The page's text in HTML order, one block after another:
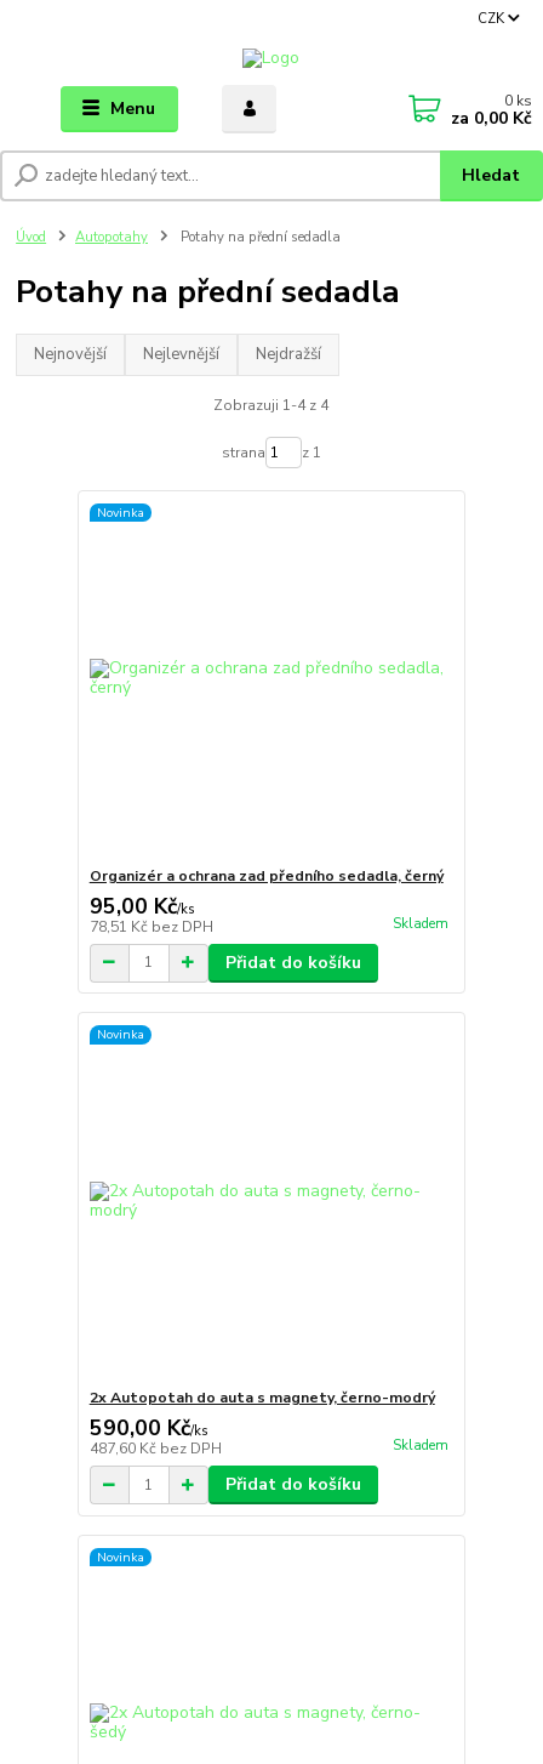
Menu
CZK
Hledat
0 ks
za 0,00 Kč
Úvod Autopotahy Potahy na přední sedadla
Potahy na přední sedadla
Nejnovější Nejlevnější Nejdražší
Zobrazuji 1-4 z 4
strana z 1
Novinka
Organizér a ochrana zad předního sedadla, černý
95,00 Kč/ks
78,51 Kč bez DPH Skladem
Přidat do košíku
Novinka
2x Autopotah do auta s magnety, černo-modrý
590,00 Kč/ks
487,60 Kč bez DPH Skladem
Přidat do košíku
Novinka